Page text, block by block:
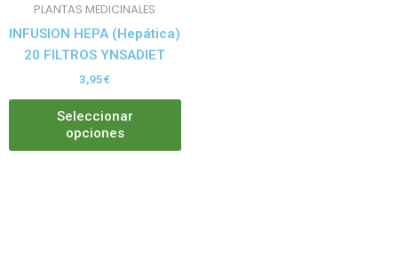
PLANTAS MEDICINALES
INFUSION HEPA (Hepática)
20 FILTROS YNSADIET
3,95€
Seleccionar
opciones
de